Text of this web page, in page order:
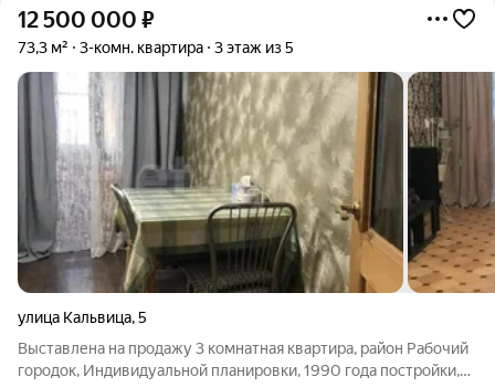
12 500 000 ₽
73,3 м² 3-комн. квартира 3 этаж из 5
улица Кальвица,5
Выставлена на продажу 3 комнатная квартира, район Рабочий
городок, Индивидуальной планировки, 1990 года постройки,